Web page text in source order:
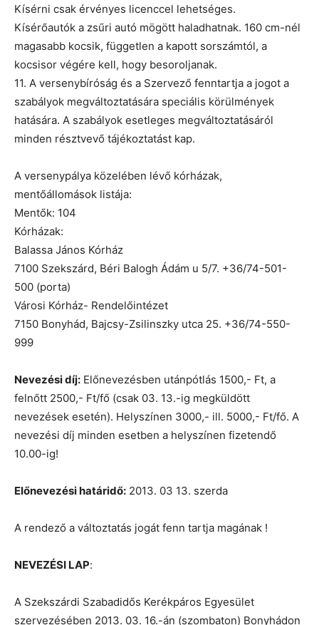
Kísérni csak érvényes licenccel lehetséges.
Kísérőautók a zsűri autó mögött haladhatnak. 160 cm-nél
magasabb kocsik, független a kapott sorszámtól, a
kocsisor végére kell, hogy besoroljanak.
11. A versenybíróság és a Szervező fenntartja a jogot a
szabályok megváltoztatására speciális körülmények
hatására. A szabályok esetleges megváltoztatásáról
minden résztvevő tájékoztatást kap.
A versenypálya közelében lévő kórházak,
mentőállomások listája:
Mentők: 104
Kórházak:
Balassa János Kórház
7100 Szekszárd, Béri Balogh Ádám u 5/7. +36/74-501-
500 (porta)
Városi Kórház- Rendelőintézet
7150 Bonyhád, Bajcsy-Zsilinszky utca 25. +36/74-550-
999
Nevezési díj: Előnevezésben utánpótlás 1500,- Ft, a
felnőtt 2500,- Ft/fő (csak 03. 13.-ig megküldött
nevezések esetén). Helyszínen 3000,- ill. 5000,- Ft/fő. A
nevezési díj minden esetben a helyszínen fizetendő
10.00-ig!
Előnevezési határidő: 2013. 03 13. szerda
A rendező a változtatás jogát fenn tartja magának !
NEVEZÉSI LAP:
A Szekszárdi Szabadidős Kerékpáros Egyesület
szervezésében 2013. 03. 16.-án (szombaton) Bonyhádon